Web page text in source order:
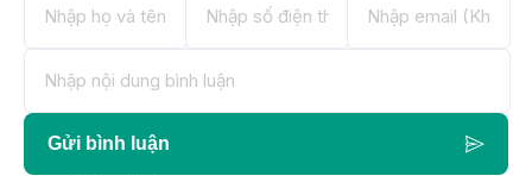
Gửi bình luận